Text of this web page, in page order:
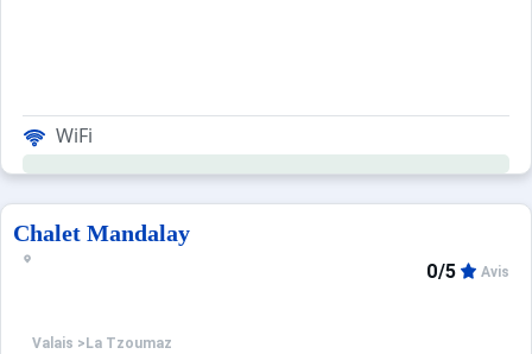
WiFi
Chalet Mandalay
Valais > La Tzoumaz
0/5 Avis